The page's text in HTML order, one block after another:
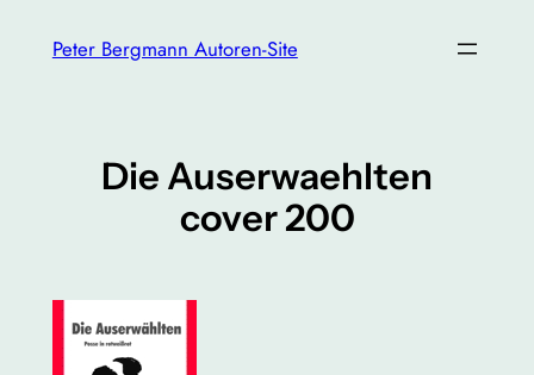
InhaltPeter Bergmann Autoren-Site
Die Auserwaehlten
cover 200